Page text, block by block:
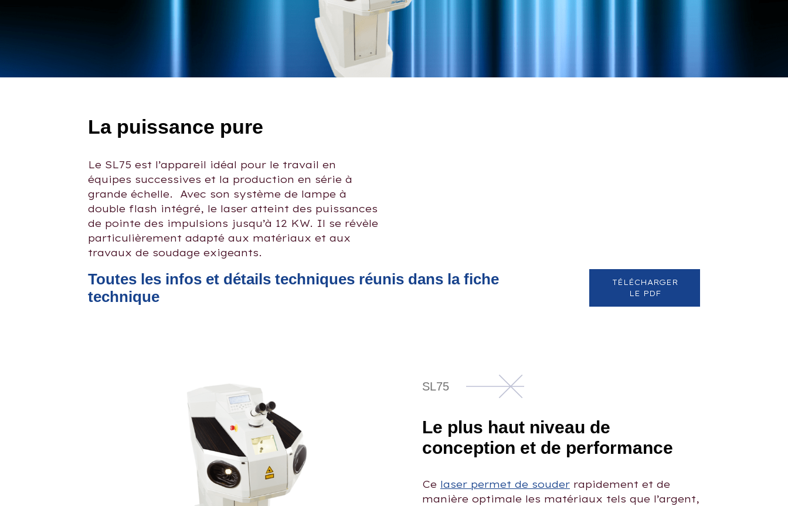
La puissance pure
Le SL75 est l’appareil idéal pour le travail en
équipes successives et la production en série à
grande échelle. Avec son système de lampe à
double flash intégré, le laser atteint des puissances
de pointe des impulsions jusqu’à 12 KW. Il se révèle
particulièrement adapté aux matériaux et aux
travaux de soudage exigeants.
Toutes les infos et détails techniques réunis dans la fiche
technique
TÉLÉCHARGER
LE PDF
SL75
Le plus haut niveau de
conception et de performance
Ce laser permet de souder rapidement et de
manière optimale les matériaux tels que l’argent,